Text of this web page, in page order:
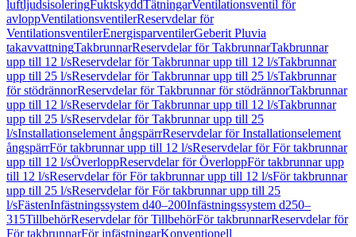
luftljudsisoleringFuktskyddTätningarVentilationsventil för
avloppVentilationsventilerReservdelar för
VentilationsventilerEnergisparventilerGeberit Pluvia
takavvattningTakbrunnarReservdelar för TakbrunnarTakbrunnar
upp till 12 l/sReservdelar för Takbrunnar upp till 12 l/sTakbrunnar
upp till 25 l/sReservdelar för Takbrunnar upp till 25 l/sTakbrunnar
för stödrännorReservdelar för Takbrunnar för stödrännorTakbrunnar
upp till 12 l/sReservdelar för Takbrunnar upp till 12 l/sTakbrunnar
upp till 25 l/sReservdelar för Takbrunnar upp till 25
l/sInstallationselement ångspärrReservdelar för Installationselement
ångspärrFör takbrunnar upp till 12 l/sReservdelar för För takbrunnar
upp till 12 l/sÖverloppReservdelar för ÖverloppFör takbrunnar upp
till 12 l/sReservdelar för För takbrunnar upp till 12 l/sFör takbrunnar
upp till 25 l/sReservdelar för För takbrunnar upp till 25
l/sFästenInfästningssystem d40–200Infästningssystem d250–
315TillbehörReservdelar för TillbehörFör takbrunnarReservdelar för
För takbrunnarFör infästningarKonventionell